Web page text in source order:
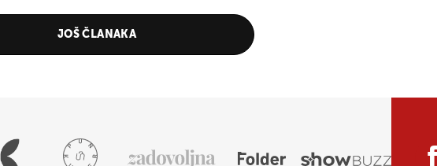
JOŠ ČLANAKA